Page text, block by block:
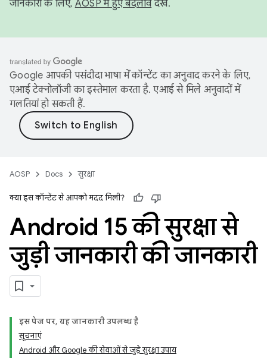
जानकारी के लिए, AOSP में हुए बदलावदेखें.
Google आपकी पसंदीदा भाषा में कॉन्टेंट का अनुवाद करने के लिए,
एआई टेक्नोलॉजी का इस्तेमाल करता है. एआई से मिले अनुवादों में
गलतियां हो सकती हैं.
AOSP Docs सुरक्षा
क्या इस कॉन्टेंट से आपको मदद मिली?
Android 15 की सुरक्षा से
जुड़ी जानकारी की जानकारी
इस पेज पर, यह जानकारी उपलब्ध है
सूचनाएं
Android और Google की सेवाओं से जुड़े सुरक्षा उपाय